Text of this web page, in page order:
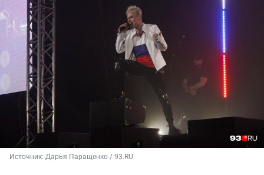
Источник: Дарья Паращенко / 93.RU